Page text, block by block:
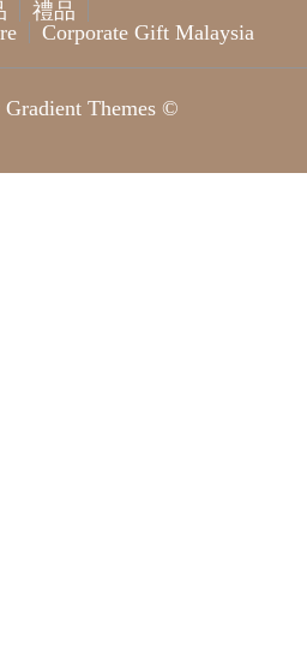
禮品
Corporate Gift Malaysia
Gradient Themes ©